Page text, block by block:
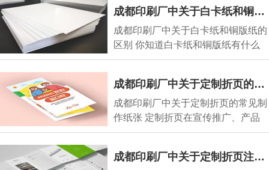
成都印刷厂中关于白卡纸和铜版纸的区别
成都印刷厂中关于白卡纸和铜版纸的
区别 你知道白卡纸和铜版纸有什么
区别吗？今天就
成都印刷厂中关于定制折页的常见制作纸张
成都印刷厂中关于定制折页的常见制
作纸张 定制折页在宣传推广、产品
介绍等方面应用
成都印刷厂中关于定制折页注意事项